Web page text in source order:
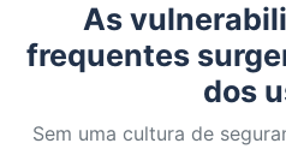
As
frequentes
dos
Sem uma cultura de